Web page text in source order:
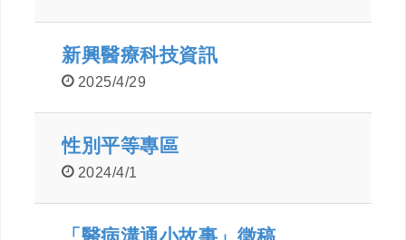
新興醫療科技資訊
2025/4/29
性別平等專區
2024/4/1